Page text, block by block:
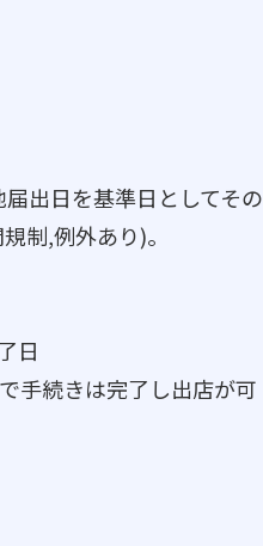
出日を基準日としてその
制,例外あり)。
日
手続きは完了し出店が可